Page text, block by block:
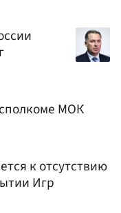
МОК
к отсутствию
Игр